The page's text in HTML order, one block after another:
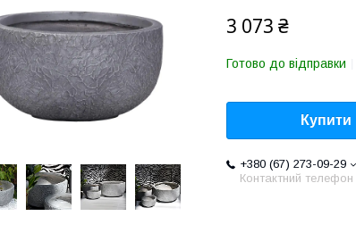
3 073 ₴
Готово до відправки
Купити
+380 (67) 273-09-29
Контактний телефон